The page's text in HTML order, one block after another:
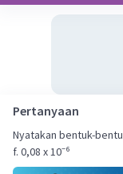
Pertanyaan
Nyatakan bentuk-
f. 0,08 x 10⁻⁶